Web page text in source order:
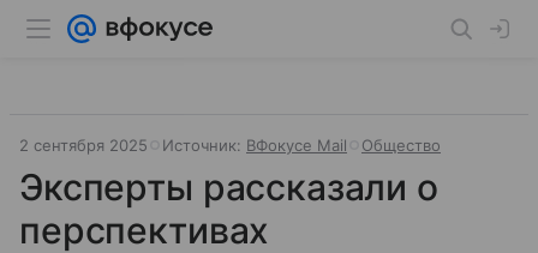
2 сентября 2025 Источник: ВФокусе Mail Общество
Эксперты рассказали о
перспективах